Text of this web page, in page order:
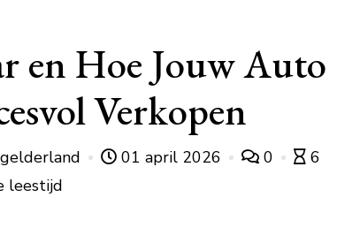
en Hoe Jouw Auto
Verkopen
01 april 2026 0
6
leestijd